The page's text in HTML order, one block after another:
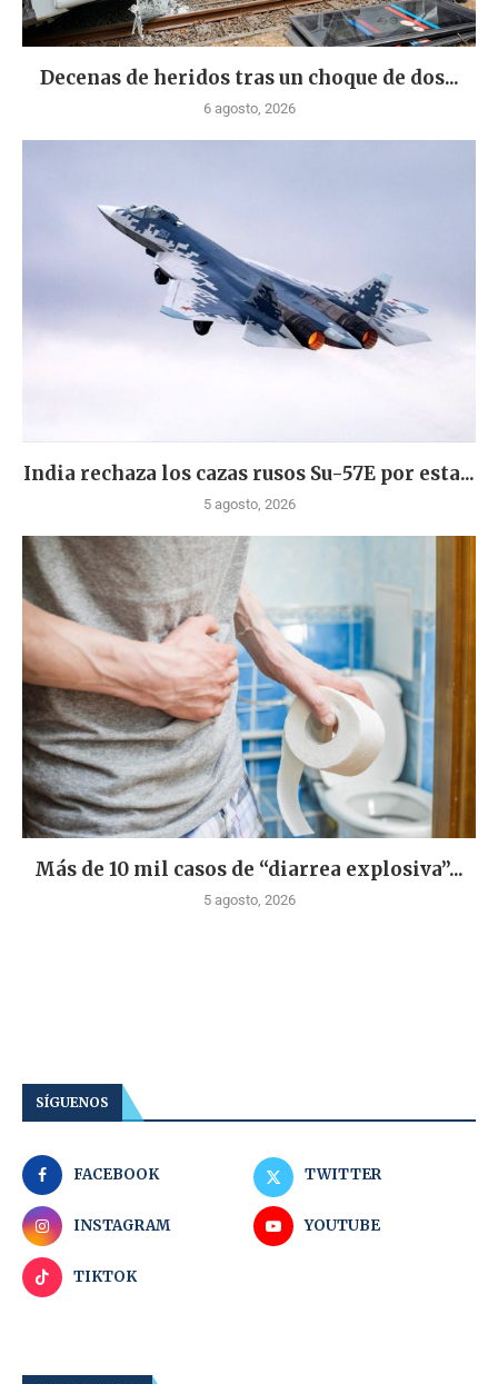
Decenas de heridos tras un choque de dos...
6 agosto, 2026
India rechaza los cazas rusos Su-57E por esta...
5 agosto, 2026
Más de 10 mil casos de “diarrea explosiva”...
5 agosto, 2026
SÍGUENOS
FACEBOOK TWITTER
INSTAGRAM YOUTUBE
TIKTOK